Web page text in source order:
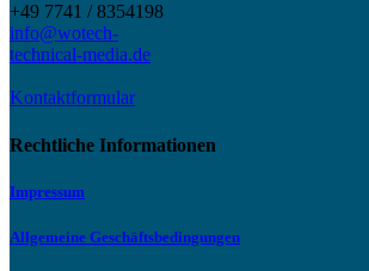
+49 7741 / 8354198
info@wotech-
technical-media.de
Kontaktformular
Rechtliche Informationen
Impressum
Allgemeine Geschäftsbedingungen